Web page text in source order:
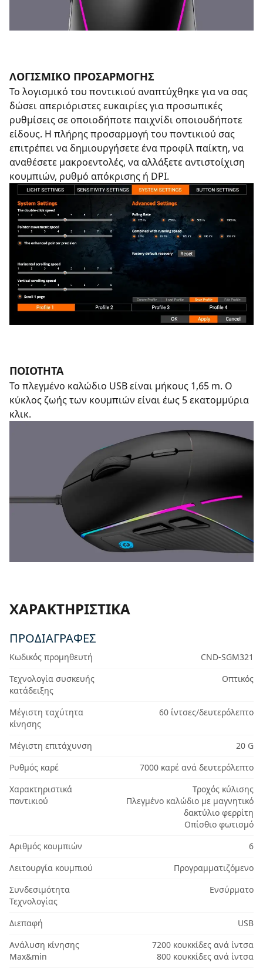
ΛΟΓΙΣΜΙΚΟ ΠΡΟΣΑΡΜΟΓΗΣ
Το λογισμικό του ποντικιού αναπτύχθηκε για να σας
δώσει απεριόριστες ευκαιρίες για προσωπικές
ρυθμίσεις σε οποιοδήποτε παιχνίδι οποιουδήποτε
είδους. Η πλήρης προσαρμογή του ποντικιού σας
επιτρέπει να δημιουργήσετε ένα προφίλ παίκτη, να
αναθέσετε μακροεντολές, να αλλάξετε αντιστοίχιση
κουμπιών, ρυθμό απόκρισης ή DPI.
ΠΟΙΟΤΗΤΑ
Το πλεγμένο καλώδιο USB είναι μήκους 1,65 m. Ο
κύκλος ζωής των κουμπιών είναι έως 5 εκατομμύρια
κλικ.
ΧΑΡΑΚΤΗΡΙΣΤΙΚΆ
ΠΡΟΔΙΑΓΡΑΦΈΣ
Κωδικός προμηθευτή
CND-SGM321
Τεχνολογία συσκευής
κατάδειξης
Οπτικός
Μέγιστη ταχύτητα
κίνησης
60 ίντσες/δευτερόλεπτο
Μέγιστη επιτάχυνση
20 G
Ρυθμός καρέ
7000 καρέ ανά δευτερόλεπτο
Χαρακτηριστικά
ποντικιού
Τροχός κύλισης
Πλεγμένο καλώδιο με μαγνητικό
δακτύλιο φερρίτη
Οπίσθιο φωτισμό
Αριθμός κουμπιών
6
Λειτουργία κουμπιού
Προγραμματιζόμενο
Συνδεσιμότητα
Τεχνολογίας
Ενσύρματο
Διεπαφή
USB
Ανάλυση κίνησης
Max&min
7200 κουκκίδες ανά ίντσα
800 κουκκίδες ανά ίντσα